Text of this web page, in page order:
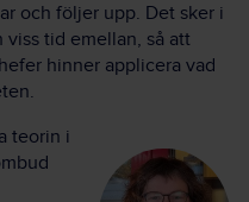
och följer upp. Det sker i
tid emellan, så att
hinner applicera vad
teorin i